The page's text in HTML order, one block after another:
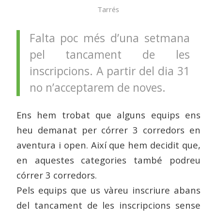
Tarrés
Falta poc més d’una setmana
pel tancament de les
inscripcions. A partir del dia 31
no n’acceptarem de noves.
Ens hem trobat que alguns equips ens
heu demanat per córrer 3 corredors en
aventura i open. Així que hem decidit que,
en aquestes categories també podreu
córrer 3 corredors.
Pels equips que us vàreu inscriure abans
del tancament de les inscripcions sense